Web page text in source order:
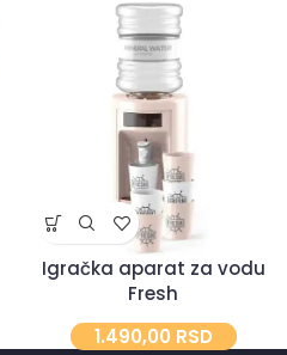
Igračka aparat za vodu
Fresh
1.490,00 RSD